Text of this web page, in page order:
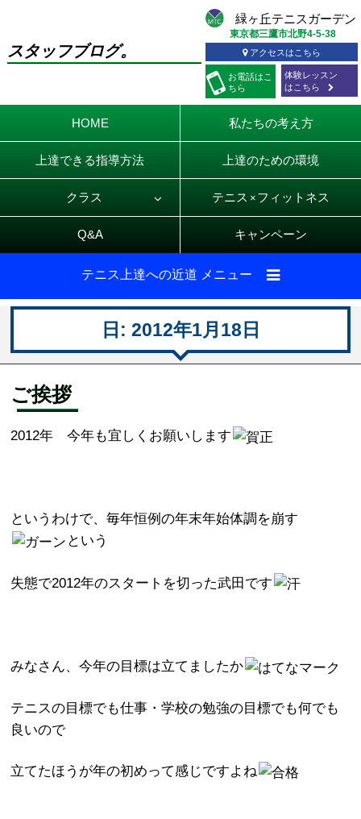
スタッフブログ。
お電話はこ
ちら
東京都三鷹市北野4-5-38
アクセスはこちら
体験レッスン
はこちら
HOME 私たちの考え方
上達できる指導方法 上達のための環境
クラス テニス × フィットネス
Q&A キャンペーン
テニス上達への近道 メニュー
日: 2012年1月18日
ご挨拶
2012年 今年も宜しくお願いします
というわけで、毎年恒例の年末年始体調を崩す
という
失態で2012年のスタートを切った武田です
みなさん、今年の目標は立てましたか
テニスの目標でも仕事・学校の勉強の目標でも何でも
良いので
立てたほうが年の初めって感じですよね